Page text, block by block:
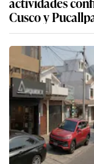
Cusco y